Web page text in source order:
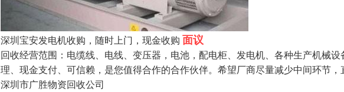
深圳宝安发电机收购，随时上门，现金收购 面议
回收经营范围：电缆线、电线、变压器，电池，配电柜、发电机、各种生产机械
理、现金支付、可信赖，是您值得合作的合作伙伴。希望厂商尽量减少中间环节
深圳市广胜物资回收公司